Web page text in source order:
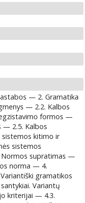
— 2. Gramatika
— 2.2. Kalbos
formos —
— 2.5. Kalbos
kitimo ir
sistemos
supratimas —
norma — 4.
gramatikos
Variantų
kriterijai — 4.3.